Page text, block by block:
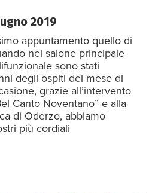
2019
appuntamento quello di
nel salone principale
sono stati
degli ospiti del mese di
grazie all’intervento
Canto Noventano” e alla
di Oderzo, abbiamo
più cordiali